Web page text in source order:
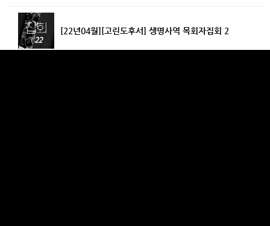
[22년04월][고린도후서] 생명사역 목회자집회 2